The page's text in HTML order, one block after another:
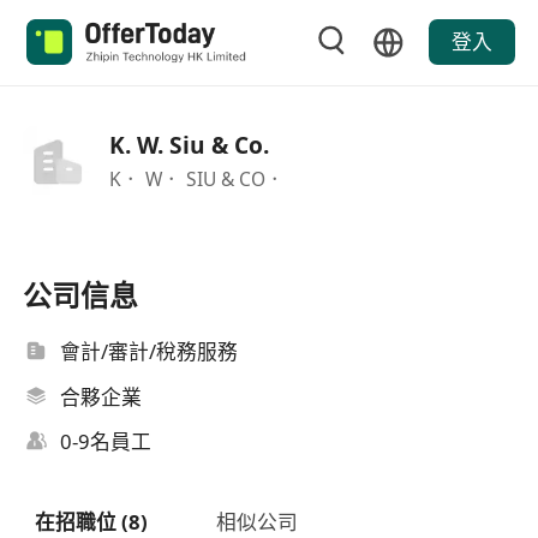
登入
K. W. Siu & Co.
K． W． SIU & CO．
公司信息
會計/審計/稅務服務
合夥企業
0-9名員工
在招職位 (8) 相似公司